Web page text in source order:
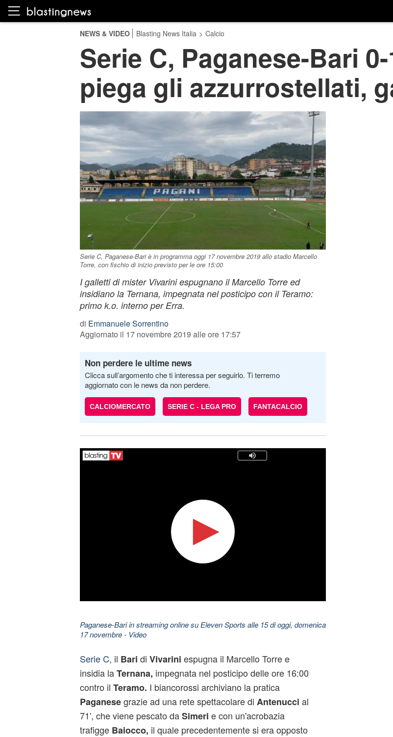
NEWS & VIDEO Blasting News Italia > Calcio
Serie C, Paganese-Bari
piega gli azzurrostellati,
Serie C, Paganese-Bari è in programma oggi 17 novembre 2019 allo stadio Marcello
Torre, con fischio di inizio previsto per le ore 15:00
I galletti di mister Vivarini espugnano il Marcello Torre ed
insidiano la Ternana, impegnata nel posticipo con il Teramo:
primo k.o. interno per Erra.
di Emmanuele Sorrentino
Aggiornato il 17 novembre 2019 alle ore 17:57
Non perdere le ultime news
Clicca sull’argomento che ti interessa per seguirlo. Ti terremo
aggiornato con le news da non perdere.
CALCIOMERCATO SERIE C - LEGA PRO FANTACALCIO
Paganese-Bari in streaming online su Eleven Sports alle 15 di oggi, domenica
17 novembre- Video
Serie C, il Bari di Vivarini espugna il Marcello Torre e
insidia laTernana, impegnata nel posticipo delle ore 16:00
contro il Teramo. I biancorossi archiviano la pratica
Paganesegrazie ad una rete spettacolare di Antenucci al
71', che viene pescato daSimeri e con un'acrobazia
trafigge Baiocco, il quale precedentemente si era opposto